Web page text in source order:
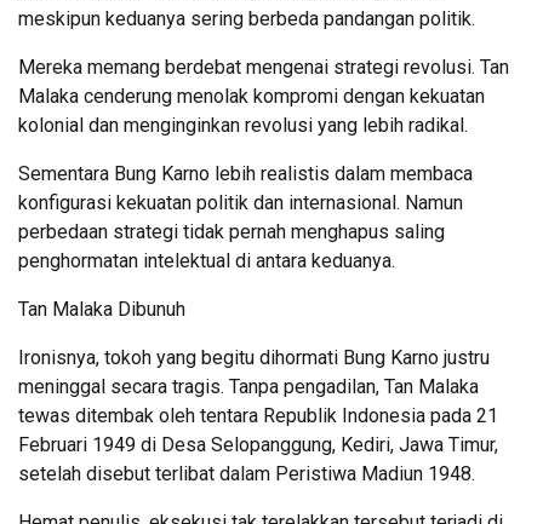
meskipun keduanya sering berbeda pandangan politik.
Mereka memang berdebat mengenai strategi revolusi. Tan
Malaka cenderung menolak kompromi dengan kekuatan
kolonial dan menginginkan revolusi yang lebih radikal.
Sementara Bung Karno lebih realistis dalam membaca
konfigurasi kekuatan politik dan internasional. Namun
perbedaan strategi tidak pernah menghapus saling
penghormatan intelektual di antara keduanya.
Tan Malaka Dibunuh
Ironisnya, tokoh yang begitu dihormati Bung Karno justru
meninggal secara tragis. Tanpa pengadilan, Tan Malaka
tewas ditembak oleh tentara Republik Indonesia pada 21
Februari 1949 di Desa Selopanggung, Kediri, Jawa Timur,
setelah disebut terlibat dalam Peristiwa Madiun 1948.